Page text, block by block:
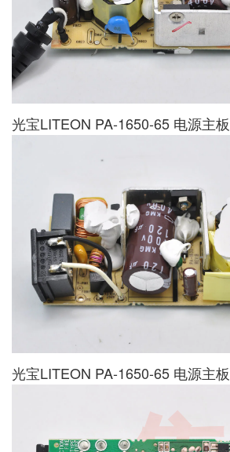
光宝LITEON PA-1650-65 电源主
光宝LITEON PA-1650-65 电源主板